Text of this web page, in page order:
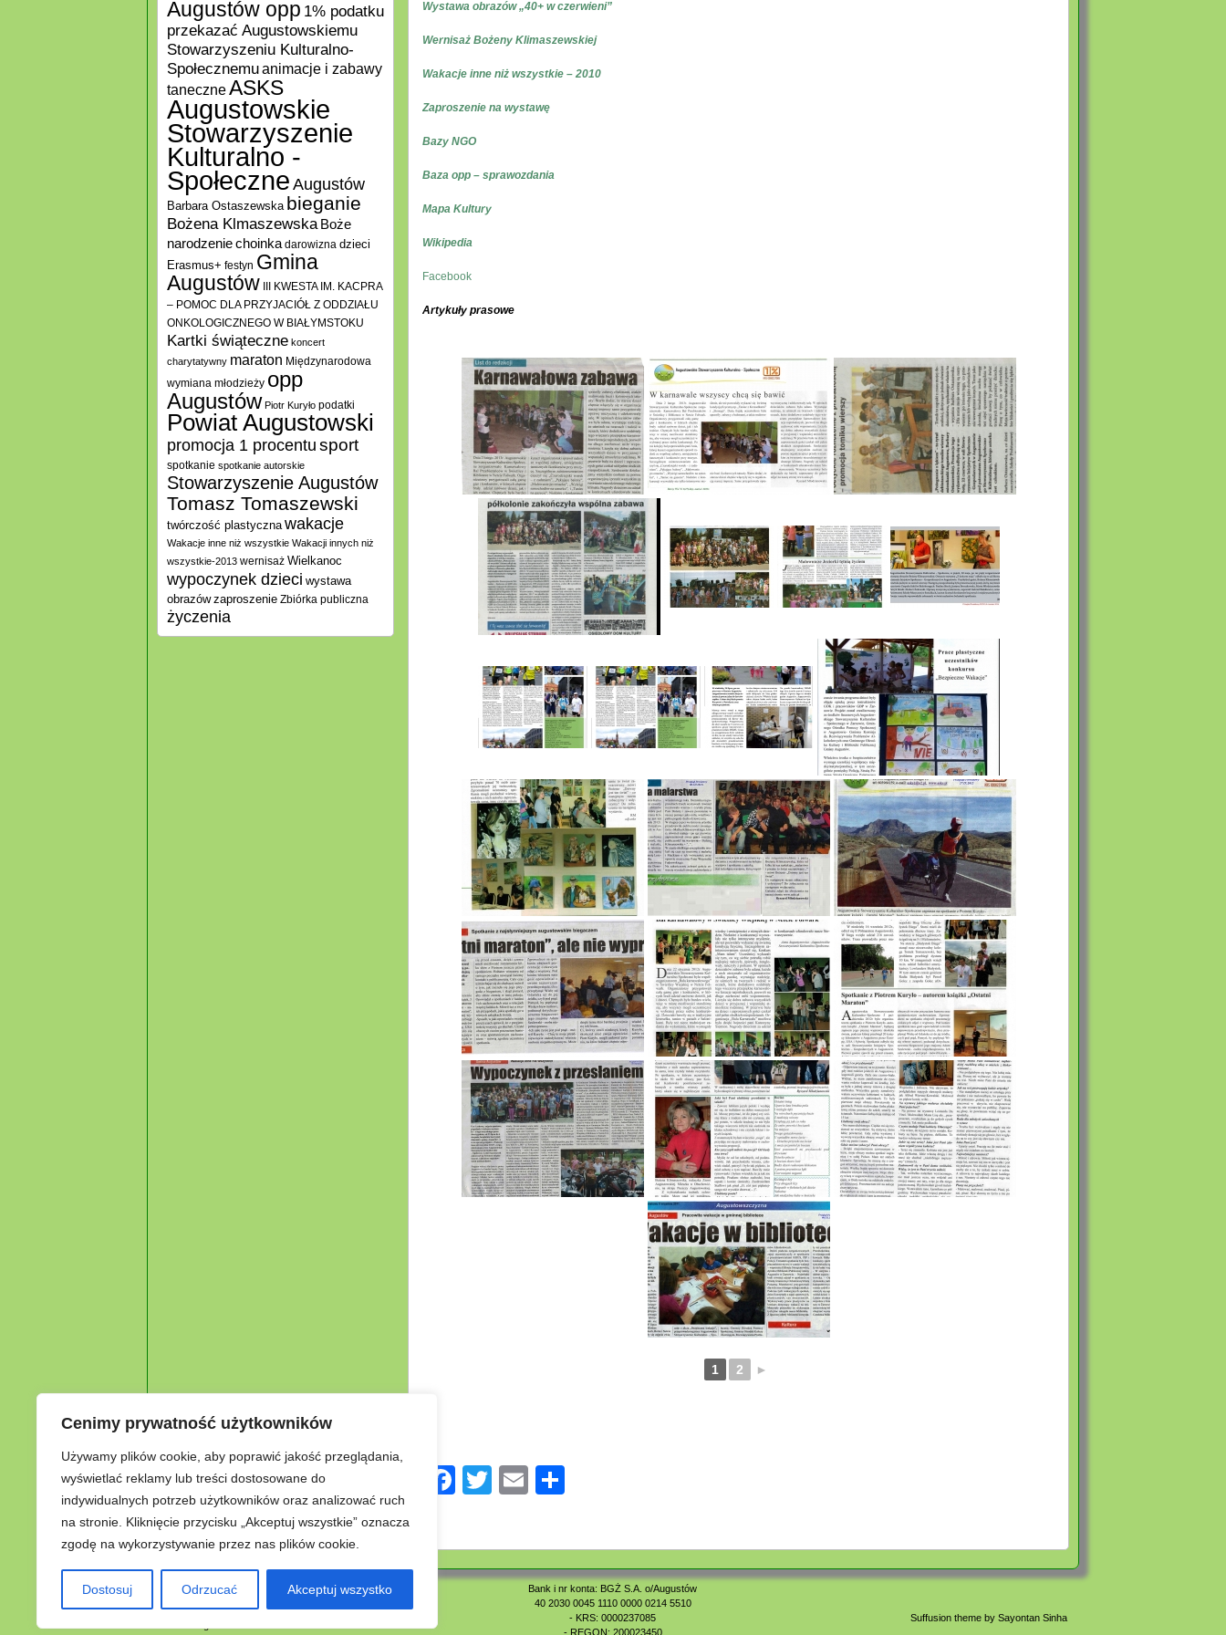
Cenimy prywatność użytkowników
Używamy plików cookie, aby poprawić jakość przeglądania,
wyświetlać reklamy lub treści dostosowane do
indywidualnych potrzeb użytkowników oraz analizować ruch
na stronie. Kliknięcie przycisku „Akceptuj wszystkie” oznacza
zgodę na wykorzystywanie przez nas plików cookie.
Dostosuj Odrzucać Akceptuj wszystko
Wystawa obrazów „40+ w czerwieni”
Wernisaż Bożeny Klimaszewskiej
Wakacje inne niż wszystkie – 2010
Zaproszenie na wystawę
Bazy NGO
Baza opp – sprawozdania
Mapa Kultury
Wikipedia
Facebook
Artykuły prasowe
1 2 ►
Facebook
TwitterEmail
Augustów opp 1% podatku
przekazać Augustowskiemu
Stowarzyszeniu Kulturalno-
Społecznemuanimacje i zabawy
taneczneASKS
Augustowskie
Stowarzyszenie
Kulturalno -
Społeczne Augustów
Barbara Ostaszewska bieganie
Bożena Klmaszewska Boże
narodzeniechoinka darowizna dzieci
Erasmus+ festyn Gmina
Augustów III KWESTA IM. KACPRA
– POMOC DLA PRZYJACIÓŁ Z ODDZIAŁU
ONKOLOGICZNEGO W BIAŁYMSTOKU
Kartki świąteczne koncert
charytatywny maraton Międzynarodowa
wymiana młodzieży opp
Augustów Piotr Kuryło podatki
Powiat Augustowski
promocja 1 procentusport
spotkanie spotkanie autorskie
Stowarzyszenie Augustów
Tomasz Tomaszewski
twórczość plastyczna wakacje
Wakacje inne niż wszystkie Wakacji innych niż
wszystkie-2013 wernisaż Wielkanoc
wypoczynek dzieci wystawa
obrazów zaproszenie Zbiórka publiczna
życzenia
© 2011/16ASKS
Adres: Śródmieście 9/14
Bank i nr konta: BGŻ S.A. o/Augustów
40 2030 0045 1110 0000 0214 5510
- KRS: 0000237085
- REGON: 200023450
Suffusion theme by Sayontan Sinha